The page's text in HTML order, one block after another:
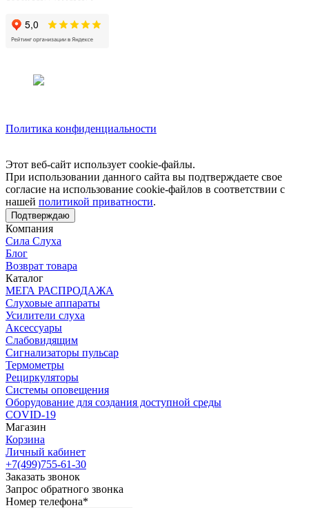
Политика конфиденциальности
Этот веб-сайт использует cookie-файлы.
При использовании данного сайта вы подтверждаете свое
согласие на использование cookie-файлов в соответствии с
нашей политикой приватности.
Подтверждаю
Компания
Сила Слуха
Блог
Возврат товара
Каталог
МЕГА РАСПРОДАЖА
Слуховые аппараты
Усилители слуха
Аксессуары
Слабовидящим
Сигнализаторы пульсар
Термометры
Рециркуляторы
Cистемы оповещения
Оборудование для создания доступной среды
COVID-19
Магазин
Корзина
Личный кабинет
+7(499)755-61-30
Заказать звонок
Запрос обратного звонка
Номер телефона*